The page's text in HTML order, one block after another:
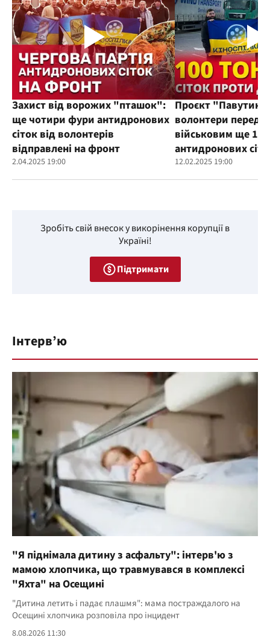
Захист від ворожих "пташок":
ще чотири фури антидронових
сіток від волонтерів
відправлені на фронт
2.04.2025 19:00
Проєкт
волонтери
військовим ще
антидронових
12.02.2025 19:00
Зробіть свій внесок у викорінення корупції в
Україні!
Підтримати
Інтерв’ю
"Я піднімала дитину з асфальту": інтерв'ю з
мамою хлопчика, що травмувався в комплексі
"Яхта" на Осещині
"Дитина летить і падає плашмя": мама постраждалого на
Осещині хлопчика розповіла про інцидент
8.08.2026 11:30